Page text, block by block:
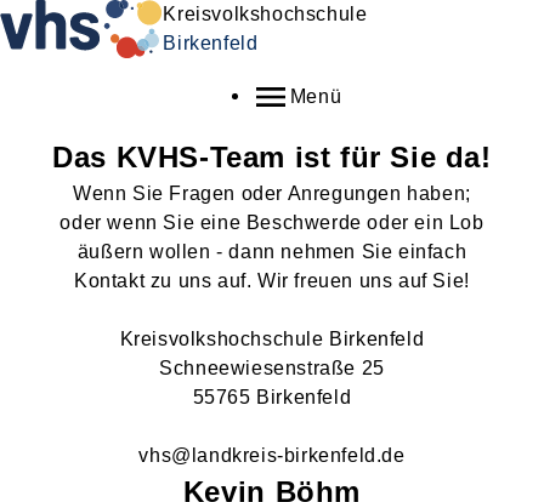
Kreisvolkshochschule
Birkenfeld
Menü
Das KVHS-Team ist für Sie da!
Wenn Sie Fragen oder Anregungen haben;
oder wenn Sie eine Beschwerde oder ein Lob
äußern wollen - dann nehmen Sie einfach
Kontakt zu uns auf. Wir freuen uns auf Sie!
Kreisvolkshochschule Birkenfeld
Schneewiesenstraße 25
55765 Birkenfeld
vhs@landkreis-birkenfeld.de
Kevin Böhm